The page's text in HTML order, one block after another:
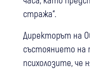
стража“.
Директорът на
състоянието на
психолозите, че